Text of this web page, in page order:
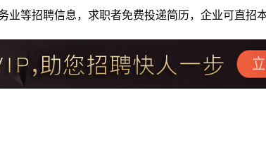
等招聘信息，求职者免费投递简历，企业可直招